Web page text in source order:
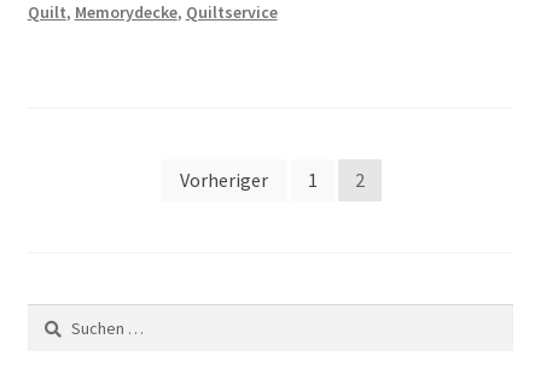
Quilt, Memorydecke, Quiltservice
Seitennummerierung
Vorheriger 1 2
Suchen
nach: